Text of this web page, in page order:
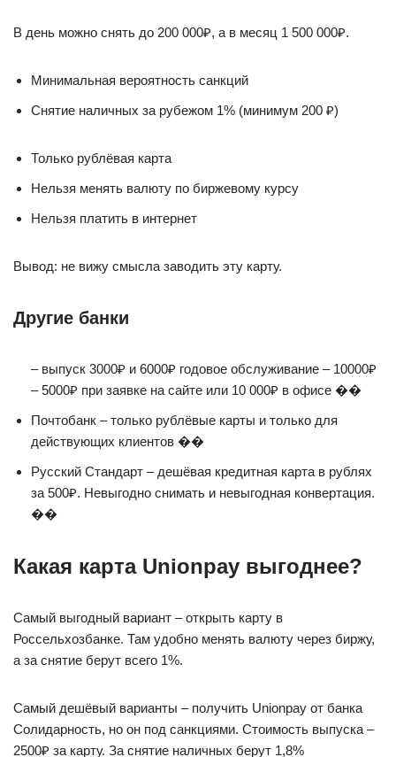
В день можно снять до 200 000₽, а в месяц 1 500 000₽.
Минимальная вероятность санкций
Снятие наличных за рубежом 1% (минимум 200 ₽)
Только рублёвая карта
Нельзя менять валюту по биржевому курсу
Нельзя платить в интернет
Вывод: не вижу смысла заводить эту карту.
Другие банки
– выпуск 3000₽ и 6000₽ годовое обслуживание – 10000₽
– 5000₽ при заявке на сайте или 10 000₽ в офисе ��
Почтобанк – только рублёвые карты и только для
действующих клиентов ��
Русский Стандарт – дешёвая кредитная карта в рублях
за 500₽. Невыгодно снимать и невыгодная конвертация.
��
Какая карта Unionpay выгоднее?
Самый выгодный вариант – открыть карту в
Россельхозбанке. Там удобно менять валюту через биржу,
а за снятие берут всего 1%.
Самый дешёвый варианты – получить Unionpay от банка
Солидарность, но он под санкциями. Стоимость выпуска –
2500₽ за карту. За снятие наличных берут 1,8%